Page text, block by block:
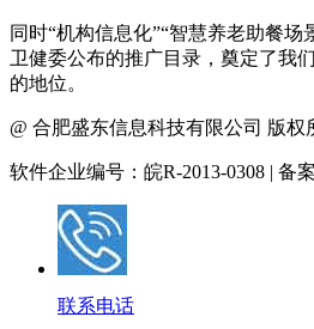
同时“机构信息化”“智慧养老助餐场
卫健委公布的推广目录，奠定了我
的地位。
@ 合肥盛东信息科技有限公司 版权
软件企业编号：皖R-2013-0308 | 备
联系电话